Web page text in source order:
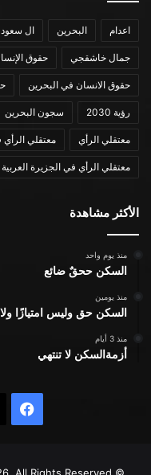
اعدام البحرين ال سعود
جمال خاشقجي حقوق
حقوق الانسان في البحرين
رؤية 2030 سجون البحرين
معتقلي الرأي معتقلي الرأي
معتقلي الرأي في الجزيرة العربية
الأكثر مشاهدة
منذ يوم واحد
السكن ححقٌ ضائع
منذ يومين
السكن حق وليس امتيازًا
منذ 3 أيام
أزمةالسكن لا تنتهي